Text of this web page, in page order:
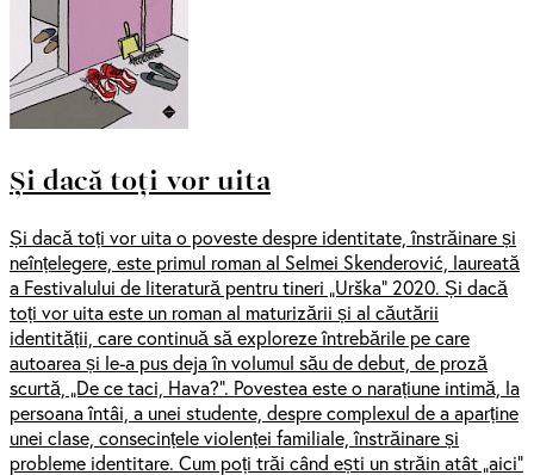
Și dacă toți vor uita
Și dacă toți vor uita o poveste despre identitate, înstrăinare și
neînțelegere, este primul roman al Selmei Skenderović, laureată
a Festivalului de literatură pentru tineri „Urška” 2020. Și dacă
toți vor uita este un roman al maturizării și al căutării
identității, care continuă să exploreze întrebările pe care
autoarea și le-a pus deja în volumul său de debut, de proză
scurtă, „De ce taci, Hava?”. Povestea este o narațiune intimă, la
persoana întâi, a unei studente, despre complexul de a aparține
unei clase, consecințele violenței familiale, înstrăinare și
probleme identitare. Cum poți trăi când ești un străin atât „aici”